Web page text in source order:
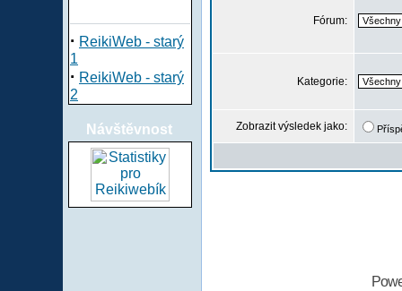
· ReikiWeb - starý
1
· ReikiWeb - starý
2
Návštěvnost
Fórum:
Kategorie:
Zobrazit výsledek jako: